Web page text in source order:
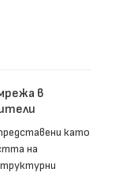
в
като
на